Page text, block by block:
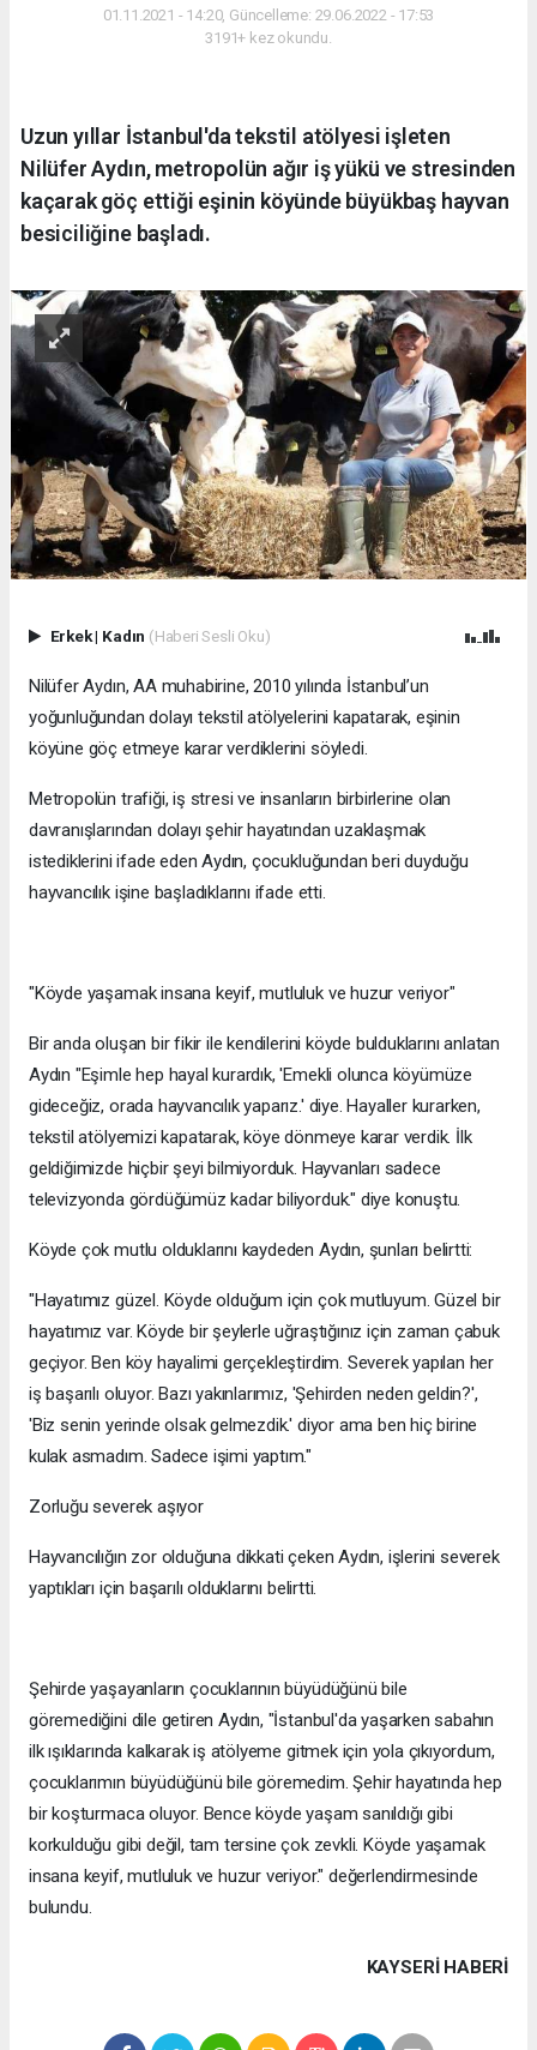
01.11.2021 - 14:20, Güncelleme: 29.06.2022 - 17:53
3191+ kez okundu.
Uzun yıllar İstanbul'da tekstil atölyesi işleten
Nilüfer Aydın, metropolün ağır iş yükü ve stresinden
kaçarak göç ettiği eşinin köyünde büyükbaş hayvan
besiciliğine başladı.
Erkek| Kadın (Haberi Sesli Oku)
Nilüfer Aydın, AA muhabirine, 2010 yılında İstanbul’un
yoğunluğundan dolayı tekstil atölyelerini kapatarak, eşinin
köyüne göç etmeye karar verdiklerini söyledi.
Metropolün trafiği, iş stresi ve insanların birbirlerine olan
davranışlarından dolayı şehir hayatından uzaklaşmak
istediklerini ifade eden Aydın, çocukluğundan beri duyduğu
hayvancılık işine başladıklarını ifade etti.
"Köyde yaşamak insana keyif, mutluluk ve huzur veriyor"
Bir anda oluşan bir fikir ile kendilerini köyde bulduklarını anlatan
Aydın "Eşimle hep hayal kurardık, 'Emekli olunca köyümüze
gideceğiz, orada hayvancılık yaparız.' diye. Hayaller kurarken,
tekstil atölyemizi kapatarak, köye dönmeye karar verdik. İlk
geldiğimizde hiçbir şeyi bilmiyorduk. Hayvanları sadece
televizyonda gördüğümüz kadar biliyorduk." diye konuştu.
Köyde çok mutlu olduklarını kaydeden Aydın, şunları belirtti:
"Hayatımız güzel. Köyde olduğum için çok mutluyum. Güzel bir
hayatımız var. Köyde bir şeylerle uğraştığınız için zaman çabuk
geçiyor. Ben köy hayalimi gerçekleştirdim. Severek yapılan her
iş başarılı oluyor. Bazı yakınlarımız, 'Şehirden neden geldin?',
'Biz senin yerinde olsak gelmezdik.' diyor ama ben hiç birine
kulak asmadım. Sadece işimi yaptım."
Zorluğu severek aşıyor
Hayvancılığın zor olduğuna dikkati çeken Aydın, işlerini severek
yaptıkları için başarılı olduklarını belirtti.
Şehirde yaşayanların çocuklarının büyüdüğünü bile
göremediğini dile getiren Aydın, "İstanbul'da yaşarken sabahın
ilk ışıklarında kalkarak iş atölyeme gitmek için yola çıkıyordum,
çocuklarımın büyüdüğünü bile göremedim. Şehir hayatında hep
bir koşturmaca oluyor. Bence köyde yaşam sanıldığı gibi
korkulduğu gibi değil, tam tersine çok zevkli. Köyde yaşamak
insana keyif, mutluluk ve huzur veriyor." değerlendirmesinde
bulundu.
KAYSERI HABERİ